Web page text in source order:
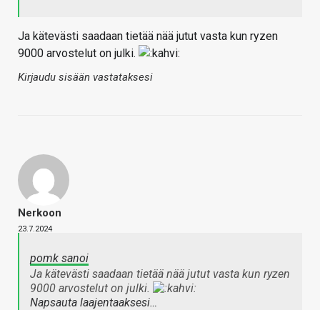
Ja kätevästi saadaan tietää nää jutut vasta kun ryzen
9000 arvostelut on julki.
Kirjaudu sisään vastataksesi
Nerkoon
23.7.2024
pomk sanoi
Ja kätevästi saadaan tietää nää jutut vasta kun ryzen
9000 arvostelut on julki.
Napsauta laajentaaksesi…